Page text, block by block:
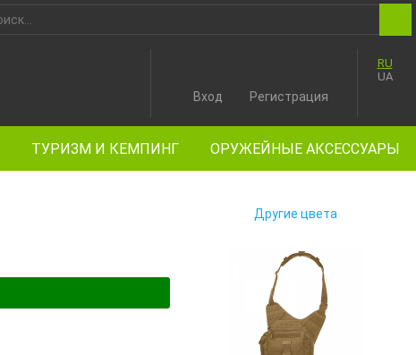
RU
UA
Вход Регистрация
ТУРИЗМ И КЕМПИНГ ОРУЖЕЙНЫЕ АКСЕССУАРЫ
Другие цвета